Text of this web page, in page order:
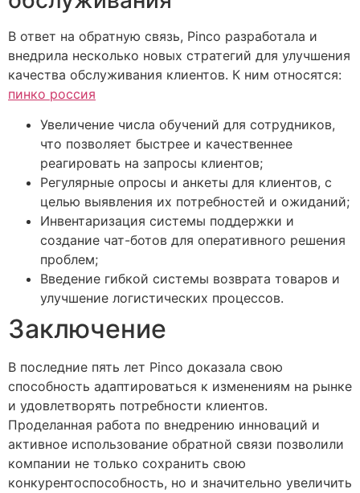
В ответ на обратную связь, Pinco разработала и
внедрила несколько новых стратегий для улучшения
качества обслуживания клиентов. К ним относятся:
пинко россия
Увеличение числа обучений для сотрудников,
что позволяет быстрее и качественнее
реагировать на запросы клиентов;
Регулярные опросы и анкеты для клиентов, с
целью выявления их потребностей и ожиданий;
Инвентаризация системы поддержки и
создание чат-ботов для оперативного решения
проблем;
Введение гибкой системы возврата товаров и
улучшение логистических процессов.
Заключение
В последние пять лет Pinco доказала свою
способность адаптироваться к изменениям на рынке
и удовлетворять потребности клиентов.
Проделанная работа по внедрению инноваций и
активное использование обратной связи позволили
компании не только сохранить свою
конкурентоспособность, но и значительно увеличить